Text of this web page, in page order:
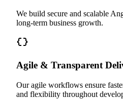
We build secure and scalable
long-term business growth.
Agile & Transparent
Our agile workflows ensure
and flexibility throughout